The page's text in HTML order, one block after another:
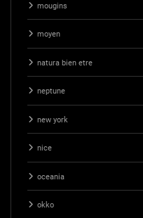
mougins
moyen
natura bien etre
neptune
new york
nice
oceania
okko